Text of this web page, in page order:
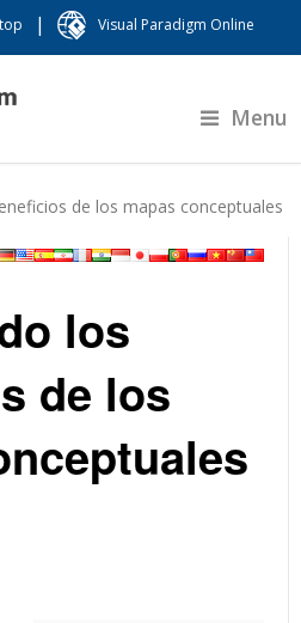
| Visual Paradigm Online
Menu
de los mapas conceptuales
los
de los